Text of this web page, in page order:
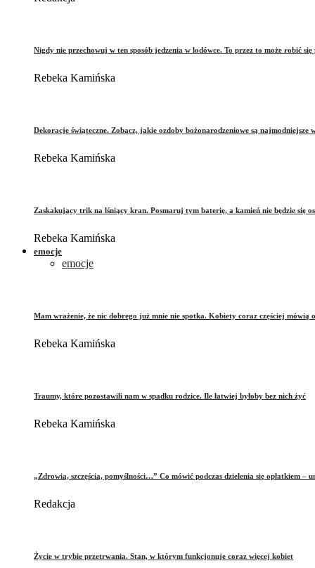
Nigdy nie przechowuj w ten sposób jedzenia w lodówce. To przez to może robić się
Rebeka Kamińska
Dekoracje świąteczne. Zobacz, jakie ozdoby bożonarodzeniowe są najmodniejsze
Rebeka Kamińska
Zaskakujący trik na lśniący kran. Posmaruj tym baterię, a kamień nie będzie się
Rebeka Kamińska
emocje
emocje
Mam wrażenie, że nic dobrego już mnie nie spotka. Kobiety coraz częściej mówią
Rebeka Kamińska
Traumy, które pozostawili nam w spadku rodzice. Ile łatwiej byłoby bez nich żyć
Rebeka Kamińska
„Zdrowia, szczęścia, pomyślności…” Co mówić podczas dzielenia się opłatkiem –
Redakcja
Życie w trybie przetrwania. Stan, w którym funkcjonuje coraz więcej kobiet